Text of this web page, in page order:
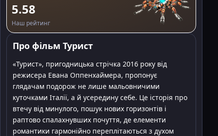
5.58
Наш рейтинг
Про фільм Турист
«Турист», пригодницька стрічка 2016 року від
режисера Евана Оппенхаймера, пропонує
глядачам подорож не лише мальовничими
куточками Італії, а й усередину себе. Це історія про
втечу від минулого, пошук нових горизонтів і
раптово спалахнувших почуття, де елементи
романтики гармонійно переплітаються з духом